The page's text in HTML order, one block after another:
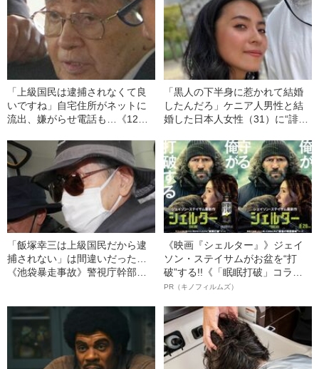
の葛藤」
「上級国民は逮捕されなくて良
いですね」自宅住所がネットに
流出、嫌がらせ電話も…《12人
の長男が直面した「加害者家族
への暴力」
「黒人の下半身に惹かれて結婚
したんだろ」ケニア人男性と結
婚した日本人女性（31）に“誹謗
感じる“外国人差別”のリアル
「飯塚幸三は上級国民だから逮
捕されない」は間違いだった…
《池袋暴走事故》警視庁幹部が
《映画『シェルター』》ジェイ
ソン・ステイサムがお盆を“打
破”する!!《「眠眠打破」コラ
ボ》
PR（キノフィルムズ）